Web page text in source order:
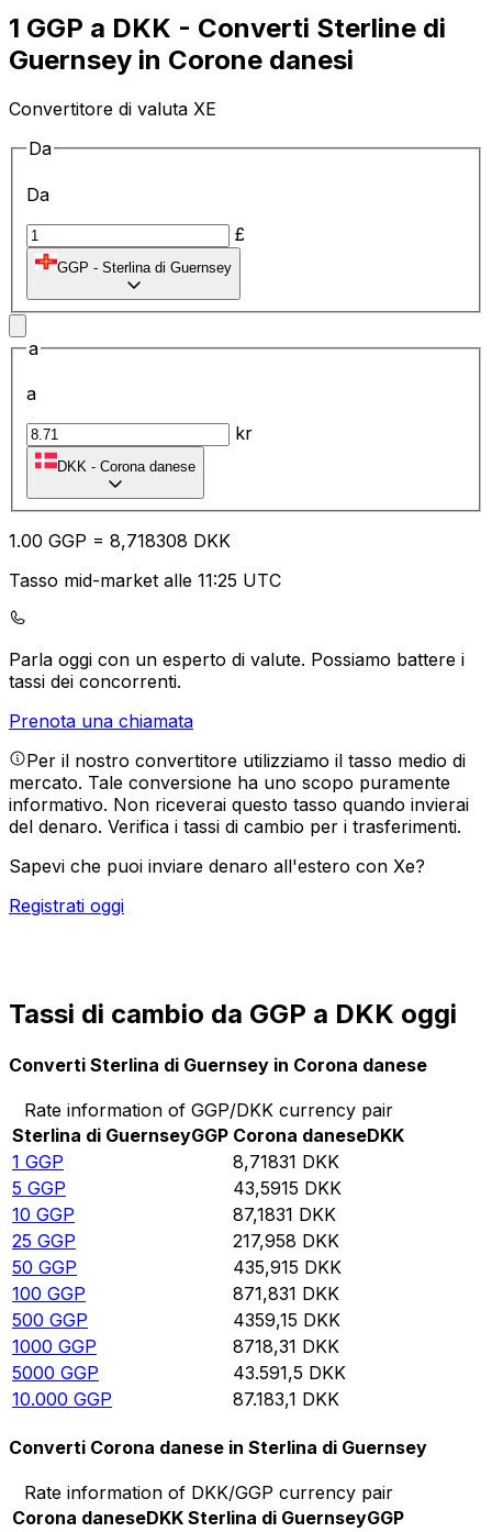
1 GGP a DKK - Converti Sterline di
Guernsey in Corone danesi
Convertitore di valuta XE
Da
Da
£
GGP - Sterlina di Guernsey
a
a
kr
DKK - Corona danese
1.00 GGP = 8,718308 DKK
Tasso mid-market alle 11:25 UTC
Parla oggi con un esperto di valute. Possiamo battere i
tassi dei concorrenti.
Prenota una chiamata
Per il nostro convertitore utilizziamo il tasso medio di
mercato. Tale conversione ha uno scopo puramente
informativo. Non riceverai questo tasso quando invierai
del denaro. Verifica i tassi di cambio per i trasferimenti.
Sapevi che puoi inviare denaro all'estero con Xe?
Registrati oggi
Tassi di cambio da GGP a DKK oggi
Converti Sterlina di Guernsey in Corona danese
Rate information of GGP/DKK currency pair
Sterlina di GuernseyGGP Corona daneseDKK
1 GGP 8,71831 DKK
5 GGP 43,5915 DKK
10 GGP 87,1831 DKK
25 GGP 217,958 DKK
50 GGP 435,915 DKK
100 GGP 871,831 DKK
500 GGP 4359,15 DKK
1000 GGP 8718,31 DKK
5000 GGP 43.591,5 DKK
10.000 GGP 87.183,1 DKK
Converti Corona danese in Sterlina di Guernsey
Rate information of DKK/GGP currency pair
Corona daneseDKK Sterlina di GuernseyGGP